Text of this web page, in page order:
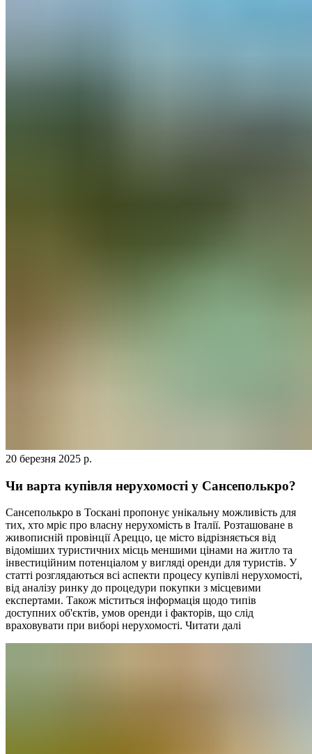
20 березня 2025 р.
Чи варта купівля нерухомості у Сансеполькро?
Сансеполькро в Тоскані пропонує унікальну можливість для
тих, хто мріє про власну нерухомість в Італії. Розташоване в
живописній провінції Ареццо, це місто відрізняється від
відоміших туристичних місць меншими цінами на житло та
інвестиційним потенціалом у вигляді оренди для туристів. У
статті розглядаються всі аспекти процесу купівлі нерухомості,
від аналізу ринку до процедури покупки з місцевими
експертами. Також міститься інформація щодо типів
доступних об'єктів, умов оренди і факторів, що слід
враховувати при виборі нерухомості. Читати далі